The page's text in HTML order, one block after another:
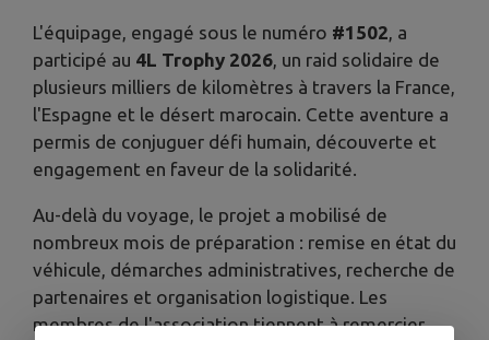
L'équipage, engagé sous le numéro #1502, a
participé au 4L Trophy 2026, un raid solidaire de
plusieurs milliers de kilomètres à travers la France,
l'Espagne et le désert marocain. Cette aventure a
permis de conjuguer défi humain, découverte et
engagement en faveur de la solidarité.
Au-delà du voyage, le projet a mobilisé de
nombreux mois de préparation : remise en état du
véhicule, démarches administratives, recherche de
partenaires et organisation logistique. Les
membres de l'association tiennent à remercier